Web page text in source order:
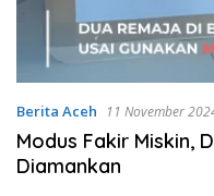
Berita Aceh 11 November
Modus Fakir Miskin,
Diamankan